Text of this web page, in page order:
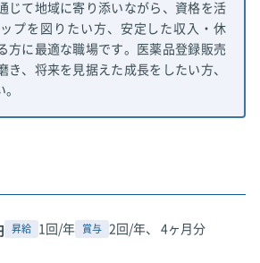
じて地域に寄り添いながら、資格を活
プを図りたい方、安定した収入・休
方に最適な職場です。医薬品登録販売
き、将来を見据えた成長をしたい方、
昇給 1回/年 賞与 2回/年、 4ヶ月分